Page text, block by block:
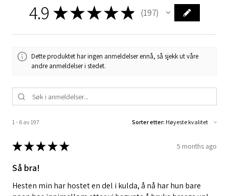
4.9 ★★★★★ 197
197
Dette produktet har ingen anmeldelser ennå, så sjekk ut våre
andre anmeldelser i stedet.
1 - 6 av 197 Sorter etter:
★★★★★ 5 months ago
Så bra!
Hesten min har hostet en del i kulda, å nå har hun bare